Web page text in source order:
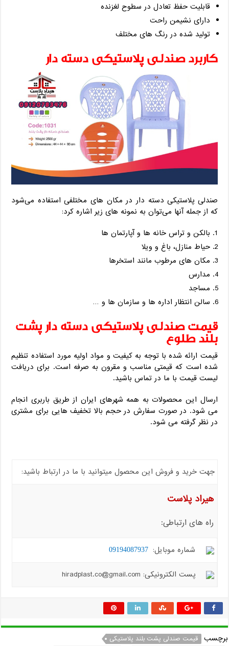
قابلیت حفظ تعادل در سطوح لغزنده
دارای نشیمن راحت
تولید شده در رنگ های مختلف
کاربرد صندلی پلاستیکی دسته دار
صندلی پلاستیکی دسته دار در مکان های مختلفی استفاده می‌شود
که از جمله آنها می‌توان به نمونه های زیر اشاره کرد:
بالکن و تراس خانه ها و آپارتمان ها
حیاط منازل، باغ و ویلا
مکان های مرطوب مانند استخرها
مدارس
مساجد
سالن انتظار اداره ها و سازمان ها و …
قیمت صندلی پلاستیکی دسته دار پشت
بلند طلوع
قیمت ارائه شده با توجه به کیفیت و مواد اولیه مورد استفاده تنظیم
شده است که قیمتی مناسب و مقرون به صرفه است. برای دریافت
لیست قیمت با ما در تماس باشید.
ارسال این محصولات به همه شهرهای ایران از طریق باربری انجام
می شود. در صورت سفارش در حجم بالا تخفیف هایی برای مشتری
در نظر گرفته می شود.
جهت خرید و فروش این محصول میتوانید با ما در ارتباط باشید:
هیراد پلاست
راه های ارتباطی:
شماره موبایل: 09194087937
پست الکترونیکی: hiradplast.co@gmail.com
برچسب
قیمت صندلی پشت بلند پلاستیکی